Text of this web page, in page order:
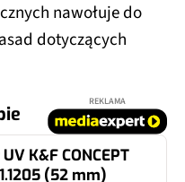
nawołuje do
dotyczących
REKLAMA
K&F CONCEPT
(52 mm)